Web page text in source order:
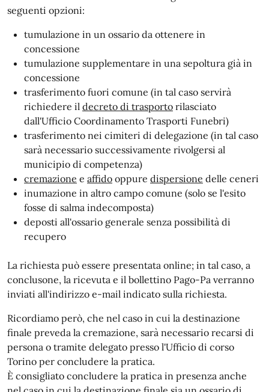
seguenti opzioni:
tumulazione in un ossario da ottenere in
concessione
tumulazione supplementare in una sepoltura già in
concessione
trasferimento fuori comune (in tal caso servirà
richiedere il decreto di trasporto rilasciato
dall'Ufficio Coordinamento Trasporti Funebri)
trasferimento nei cimiteri di delegazione (in tal caso
sarà necessario successivamente rivolgersi al
municipio di competenza)
cremazione e affido oppure dispersione delle ceneri
inumazione in altro campo comune (solo se l'esito
fosse di salma indecomposta)
deposti all'ossario generale senza possibilità di
recupero
La richiesta può essere presentata online; in tal caso, a
conclusone, la ricevuta e il bollettino Pago-Pa verranno
inviati all'indirizzo e-mail indicato sulla richiesta.
Ricordiamo però, che nel caso in cui la destinazione
finale preveda la cremazione, sarà necessario recarsi di
persona o tramite delegato presso l'Ufficio di corso
Torino per concludere la pratica.
È consigliato concludere la pratica in presenza anche